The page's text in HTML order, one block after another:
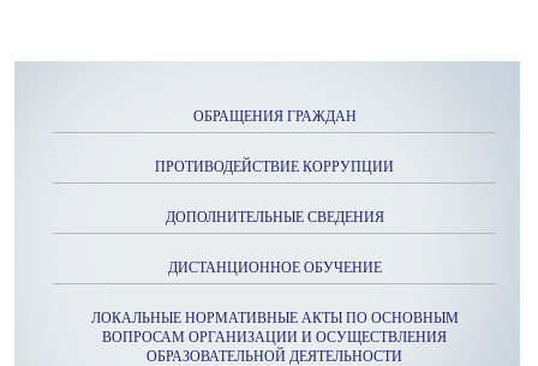
ОБРАЩЕНИЯ ГРАЖДАН
ПРОТИВОДЕЙСТВИЕ КОРРУПЦИИ
ДОПОЛНИТЕЛЬНЫЕ СВЕДЕНИЯ
ДИСТАНЦИОННОЕ ОБУЧЕНИЕ
ЛОКАЛЬНЫЕ НОРМАТИВНЫЕ АКТЫ ПО ОСНОВНЫМ
ВОПРОСАМ ОРГАНИЗАЦИИ И ОСУЩЕСТВЛЕНИЯ
ОБРАЗОВАТЕЛЬНОЙ ДЕЯТЕЛЬНОСТИ